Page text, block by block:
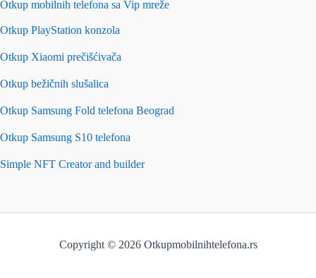
Otkup mobilnih telefona sa Vip mreže
Otkup PlayStation konzola
Otkup Xiaomi prečišćivača
Otkup bežičnih slušalica
Otkup Samsung Fold telefona Beograd
Otkup Samsung S10 telefona
Simple NFT Creator and builder
Copyright © 2026 Otkupmobilnihtelefona.rs